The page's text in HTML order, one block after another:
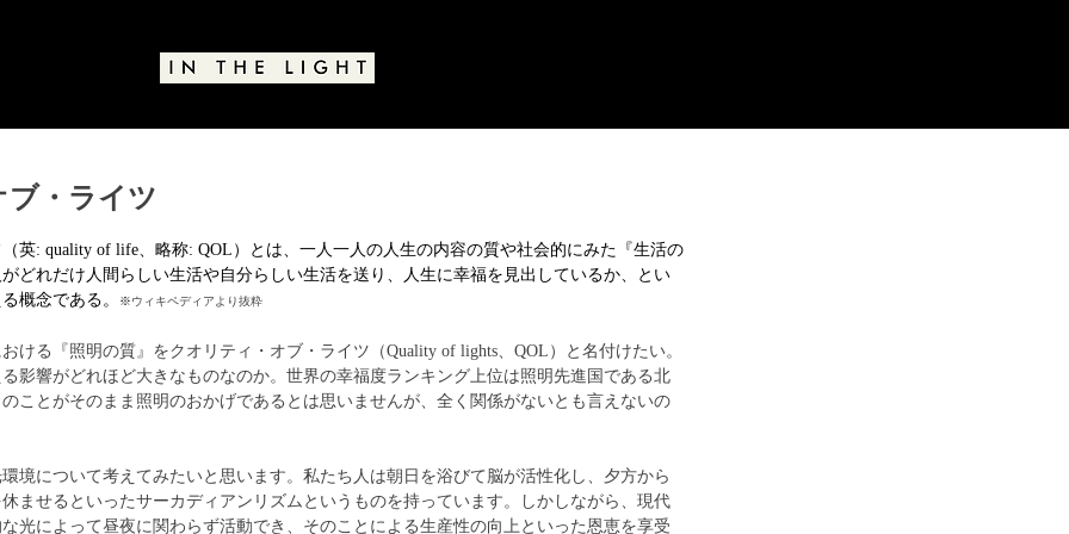
・ライツ
英: quality of life、 略称: QOL）とは、一人一人の人生の内容の質や社会的にみた『生活の
どれだけ 人間 らしい生活や自分らしい生活を送り、 人生に幸福を見出しているか、とい
概念である。
※ウィキペディアより抜粋
ける『照明の質』をクオリティ・オブ・ライツ（Quality of lights、QOL）と名付けたい。
影響がどれほど大きなものなのか。世界の幸福度ランキング上位は照明先進国である北
ことがそのまま照明のおかげであるとは思いませんが、全く関係がないとも言えないの
境について考えてみたいと思います。私たち人は朝日を浴びて脳が活性化し、夕方から
ませるといったサーカディアンリズムというものを持っています。しかしながら、現代
光によって昼夜に関わらず活動でき、そのことによる生産性の向上といった恩恵を享受